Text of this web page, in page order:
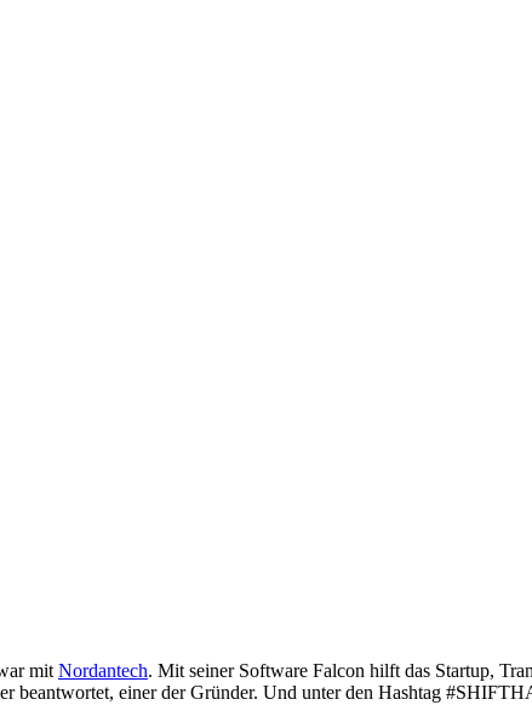
mitNordantech. Mit seiner Software Falcon hilft das Startup,
beantwortet, einer der Gründer. Und unter den Hashtag